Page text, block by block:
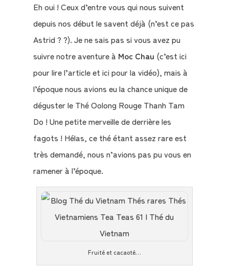
Qui
sommes-
nous
?
Témoignages
E-
books
La
Eh oui ! Ceux d’entre vous qui nous suivent
depuis nos début le savent déjà (n’est ce pas
Astrid ? ?). Je ne sais pas si vous avez pu
suivre notre aventure à Moc Chau (c’est ici
pour lire l’article et ici pour la vidéo), mais à
l’époque nous avions eu la chance unique de
déguster le Thé Oolong Rouge Thanh Tam
Do ! Une petite merveille de derrière les
fagots ! Hélas, ce thé étant assez rare est
très demandé, nous n’avions pas pu vous en
ramener à l’époque.
Fruité et cacaoté…